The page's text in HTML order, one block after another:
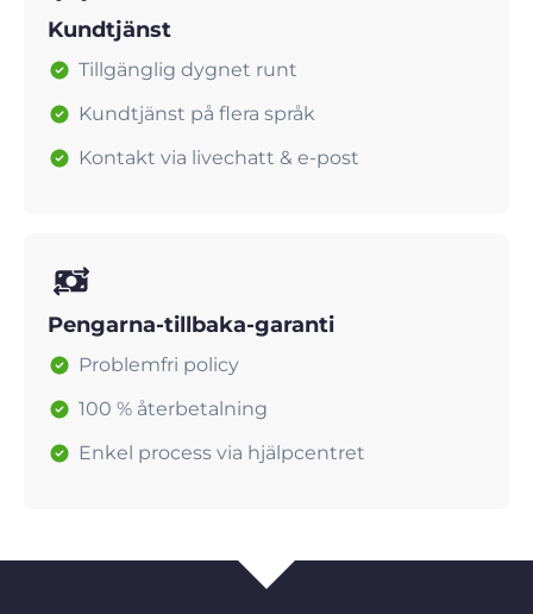
Kundtjänst
Tillgänglig dygnet runt
Kundtjänst på flera språk
Kontakt via livechatt & e-post
Pengarna-tillbaka-garanti
Problemfri policy
100 % återbetalning
Enkel process via hjälpcentret